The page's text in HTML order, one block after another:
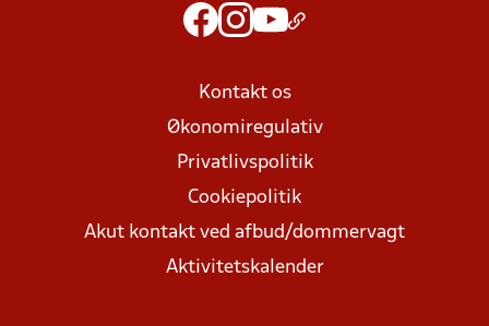
Kontakt os
Økonomiregulativ
Privatlivspolitik
Cookiepolitik
Akut kontakt ved afbud/dommervagt
Aktivitetskalender